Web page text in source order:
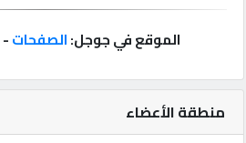
كيو
نمبر
منطقة الأعضاء
الموقع في جوجل:الصفحات-